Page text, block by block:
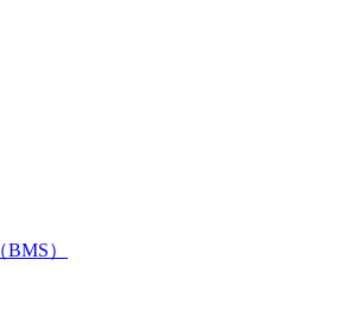
）